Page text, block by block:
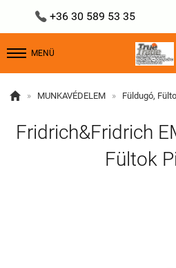
 +36 30 589 53 35
MENÜ
 » MUNKAVÉDELEM » Füldugó,
Fridrich&Fridrich
Fültok